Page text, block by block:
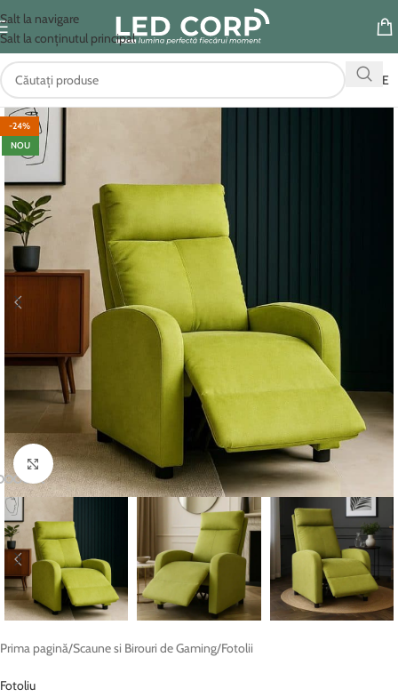
Salt la navigare
Salt la conținutul principal
OFERTE
-24%
NOU
Fă clic pentru a mări
Prima pagină/Scaune si Birouri de Gaming/Fotolii
Fotoliu